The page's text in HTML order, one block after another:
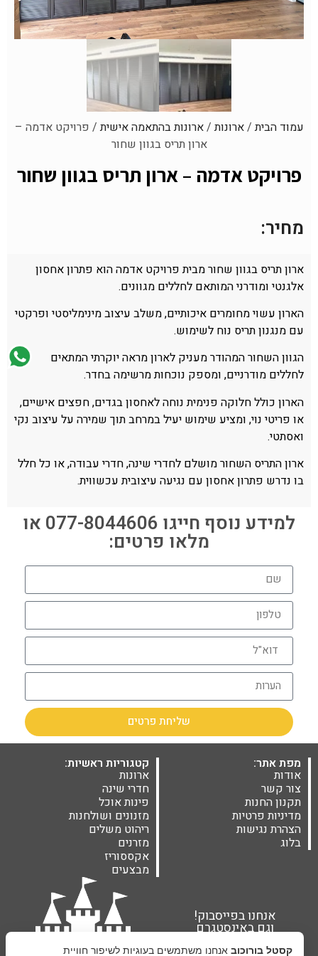
עמוד הבית/ארונות/ארונות בהתאמה אישית/ פרויקט אדמה –
ארון תריס בגוון שחור
פרויקט אדמה – ארון תריס בגוון שחור
מחיר:
ארון תריס בגוון שחור מבית פרויקט אדמה הוא פתרון אחסון
אלגנטי ומודרני המותאם לחללים מגוונים.
הארון עשוי מחומרים איכותיים, משלב עיצוב מינימליסטי ופרקטי
עם מנגנון תריס נוח לשימוש.
הגוון השחור המהודר מעניק לארון מראה יוקרתי המתאים
לחללים מודרניים, ומספק נוכחות מרשימה בחדר.
הארון כולל חלוקה פנימית נוחה לאחסון בגדים, חפצים אישיים,
או פריטי נוי, ומציע שימוש יעיל במרחב תוך שמירה על עיצוב נקי
ואסתטי.
ארון התריס השחור מושלם לחדרי שינה, חדרי עבודה, או כל חלל
בו נדרש פתרון אחסון עם נגיעה עיצובית עכשווית.
למידע נוסף חייגו 077-8044606 או
מלאו פרטים:
שליחת פרטים
מפת אתר:
אודות
צור קשר
תקנון החנות
מדיניות פרטיות
הצהרת נגישות
בלוג
קטגוריות ראשיות:
ארונות
חדרי שינה
פינות אוכל
מזנונים ושולחנות
ריהוט משלים
מזרנים
אקססוריז
מבצעים
אנחנו בפייסבוק!
וגם באינסטגרם
קסטל בורוכוב אנחנו משתמשים בעוגיות לשיפור חוויית